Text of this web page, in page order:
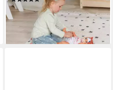
33,23 €
lieferbar - in 1-2 Werktagen bei dir